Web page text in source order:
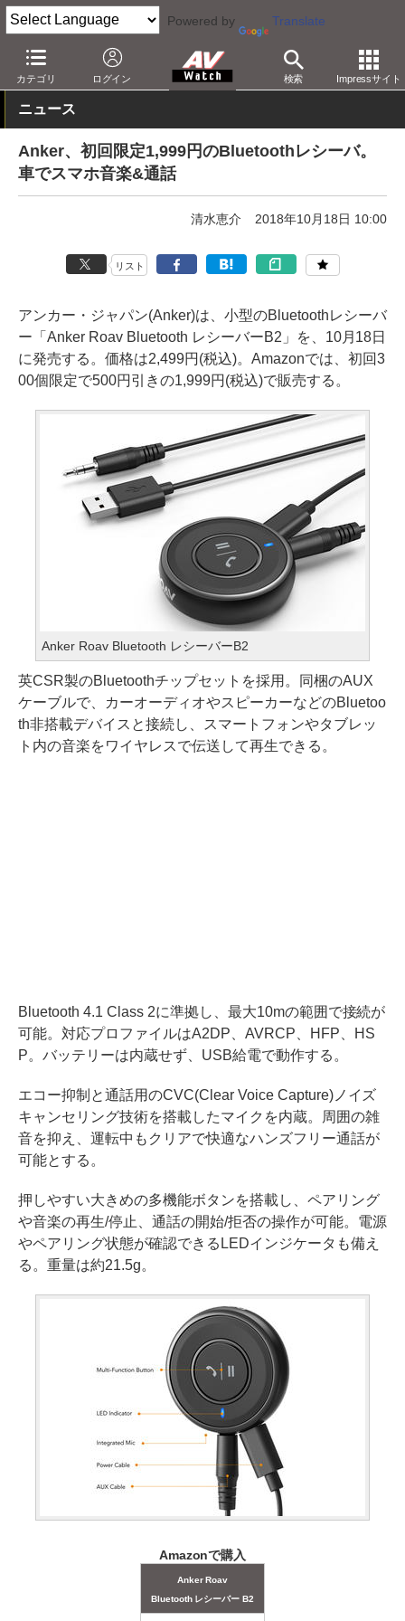
Powered by Translate
カテゴリ ログイン 検索 Impressサイト
AV Watch 製品 AV周辺機器
ニュース
Anker、初回限定1,999円のBluetoothレシーバ。
車でスマホ音楽&通話
清水恵介 2018年10月18日 10:00
リスト
アンカー・ジャパン(Anker)は、小型のBluetoothレシーバ
ー「Anker Roav Bluetooth レシーバーB2」を、10月18日
に発売する。価格は2,499円(税込)。Amazonでは、初回3
00個限定で500円引きの1,999円(税込)で販売する。
Anker Roav Bluetooth レシーバーB2
英CSR製のBluetoothチップセットを採用。同梱のAUX
ケーブルで、カーオーディオやスピーカーなどのBluetoo
th非搭載デバイスと接続し、スマートフォンやタブレッ
ト内の音楽をワイヤレスで伝送して再生できる。
Bluetooth 4.1 Class 2に準拠し、最大10mの範囲で接続が
可能。対応プロファイルはA2DP、AVRCP、HFP、HS
P。バッテリーは内蔵せず、USB給電で動作する。
エコー抑制と通話用のCVC(Clear Voice Capture)ノイズ
キャンセリング技術を搭載したマイクを内蔵。周囲の雑
音を抑え、運転中もクリアで快適なハンズフリー通話が
可能とする。
押しやすい大きめの多機能ボタンを搭載し、ペアリング
や音楽の再生/停止、通話の開始/拒否の操作が可能。電源
やペアリング状態が確認できるLEDインジケータも備え
る。重量は約21.5g。
Amazonで購入
Anker Roav
Bluetooth レシーバー B2